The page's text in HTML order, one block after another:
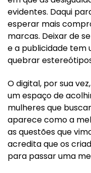
evidentes. Daqui
esperar mais
marcas. Deixar de
e a publicidade tem
quebrar
O digital, por sua
um espaço de
mulheres que
aparece como a
as questões que
acredita que os
para passar uma